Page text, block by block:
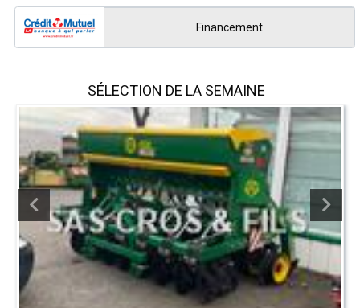
Financement
SÉLECTION DE LA SEMAINE